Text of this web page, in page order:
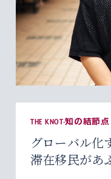
THE KNOT-知の結節点
グローバル化
滞在移民があ